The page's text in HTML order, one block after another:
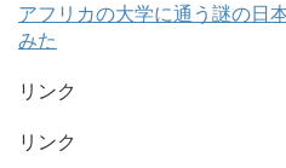
アフリカの大学に通う謎の日
みた
リンク
リンク